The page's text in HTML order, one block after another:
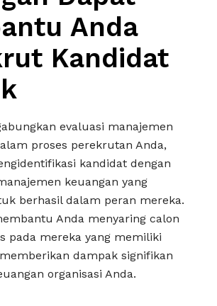
Anda
Kandidat
evaluasi manajemen
proses perekrutan Anda,
kandidat dengan
keuangan yang
berhasil dalam peran mereka.
Anda menyaring calon
pada mereka yang memiliki
dampak signifikan
organisasi Anda.